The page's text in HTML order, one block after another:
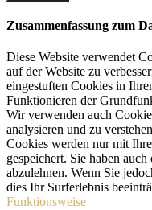
Zusammenfassung zum
Diese Website verwendet
auf der Website zu
eingestuften Cookies in
Funktionieren der
Wir verwenden auch
analysieren und zu
Cookies werden nur mit
gespeichert. Sie haben
abzulehnen. Wenn Sie
dies Ihr Surferlebnis
Funktionsweise